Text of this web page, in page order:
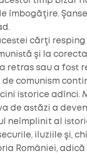
îmbogăţire.
cărţi
şi la
a retras sau a fost
comunism
istorice adînci.
de astăzi a
neîmplinit al
iluziile şi,
României,